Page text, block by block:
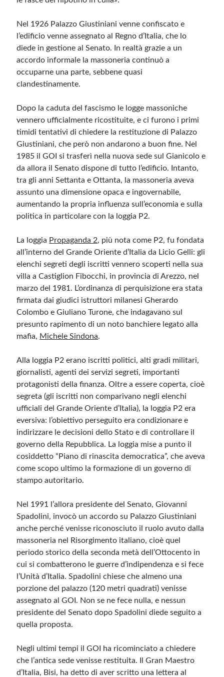
Nel 1926 Palazzo Giustiniani venne confiscato e
l’edificio venne assegnato al Regno d’Italia, che lo
diede in gestione al Senato. In realtà grazie a un
accordo informale la massoneria continuò a
occuparne una parte, sebbene quasi
clandestinamente.
Dopo la caduta del fascismo le logge massoniche
vennero ufficialmente ricostituite, e ci furono i primi
timidi tentativi di chiedere la restituzione di Palazzo
Giustiniani, che però non andarono a buon fine. Nel
1985 il GOI si trasferì nella nuova sede sul Gianicolo e
da allora il Senato dispone di tutto l’edificio. Intanto,
tra gli anni Settanta e Ottanta, la massoneria aveva
assunto una dimensione opaca e ingovernabile,
aumentando la propria influenza sull’economia e sulla
politica in particolare con la loggia P2.
La loggia Propaganda 2, più nota come P2, fu fondata
all’interno del Grande Oriente d’Italia da Licio Gelli: gli
elenchi segreti degli iscritti vennero scoperti nella sua
villa a Castiglion Fibocchi, in provincia di Arezzo, nel
marzo del 1981. L’ordinanza di perquisizione era stata
firmata dai giudici istruttori milanesi Gherardo
Colombo e Giuliano Turone, che indagavano sul
presunto rapimento di un noto banchiere legato alla
mafia, Michele Sindona.
Alla loggia P2 erano iscritti politici, alti gradi militari,
giornalisti, agenti dei servizi segreti, importanti
protagonisti della finanza. Oltre a essere coperta, cioè
segreta (gli iscritti non comparivano negli elenchi
ufficiali del Grande Oriente d’Italia), la loggia P2 era
eversiva: l’obiettivo perseguito era condizionare e
indirizzare le decisioni dello Stato e di controllare il
governo della Repubblica. La loggia mise a punto il
cosiddetto “Piano di rinascita democratica”, che aveva
come scopo ultimo la formazione di un governo di
stampo autoritario.
Nel 1991 l’allora presidente del Senato, Giovanni
Spadolini, invocò un accordo su Palazzo Giustiniani
anche perché venisse riconosciuto il ruolo avuto dalla
massoneria nel Risorgimento italiano, cioè quel
periodo storico della seconda metà dell’Ottocento in
cui si combatterono le guerre d’indipendenza e si fece
l’Unità d’Italia. Spadolini chiese che almeno una
porzione del palazzo (120 metri quadrati) venisse
assegnato al GOI. Non se ne fece nulla, e nessun
presidente del Senato dopo Spadolini diede seguito a
quella proposta.
Negli ultimi tempi il GOI ha ricominciato a chiedere
che l’antica sede venisse restituita. Il Gran Maestro
d’Italia, Bisi, ha detto di aver scritto una lettera al